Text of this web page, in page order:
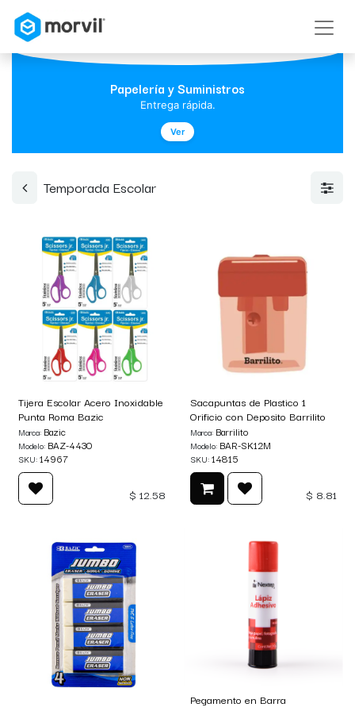
Papelería y Suministros
Entrega rápida.
Ver
Temporada Escolar
Tijera Escolar Acero Inoxidable
Punta Roma Bazic
Marca: Bazic
Modelo: BAZ-4430
SKU:14967
$ 12.58
Sacapuntas de Plastico 1
Orificio con Deposito Barrilito
Marca: Barrilito
Modelo: BAR-SK12M
SKU:14815
$ 8.81
Pegamento en Barra